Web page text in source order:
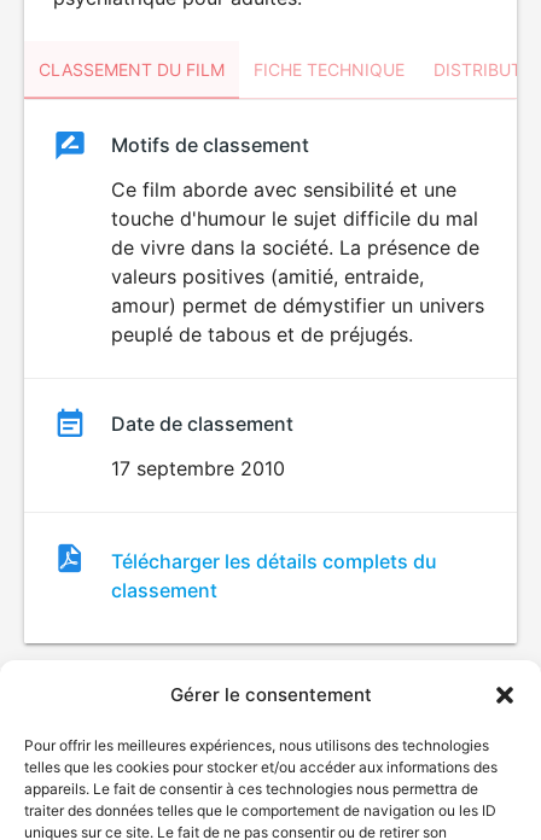
Gérer le consentement
Pour offrir les meilleures expériences, nous utilisons des technologies
telles que les cookies pour stocker et/ou accéder aux informations des
appareils. Le fait de consentir à ces technologies nous permettra de
traiter des données telles que le comportement de navigation ou les ID
uniques sur ce site. Le fait de ne pas consentir ou de retirer son
CLASSEMENT DU FILM FICHE TECHNIQUE
ClassementClassement
Motifs de classement
Ce film aborde avec sensibilité et une
touche d'humour le sujet difficile du mal
de vivre dans la société. La présence de
valeurs positives (amitié, entraide,
amour) permet de démystifier un univers
peuplé de tabous et de préjugés.
Date de classement
17 septembre 2010
Fichier
de
classement
Télécharger les détails complets du
classement